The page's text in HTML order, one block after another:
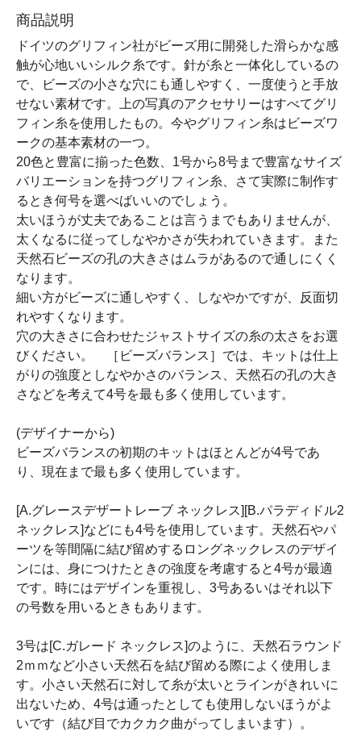
商品説明
ドイツのグリフィン社がビーズ用に開発した滑らかな感
触が心地いいシルク糸です。針が糸と一体化しているの
で、ビーズの小さな穴にも通しやすく、一度使うと手放
せない素材です。上の写真のアクセサリーはすべてグリ
フィン糸を使用したもの。今やグリフィン糸はビーズワ
ークの基本素材の一つ。
20色と豊富に揃った色数、1号から8号まで豊富なサイズ
バリエーションを持つグリフィン糸、さて実際に制作す
るとき何号を選べばいいのでしょう。
太いほうが丈夫であることは言うまでもありませんが、
太くなるに従ってしなやかさが失われていきます。また
天然石ビーズの孔の大きさはムラがあるので通しにくく
なります。
細い方がビーズに通しやすく、しなやかですが、反面切
れやすくなります。
穴の大きさに合わせたジャストサイズの糸の太さをお選
びください。 ［ビーズバランス］では、キットは仕上
がりの強度としなやかさのバランス、天然石の孔の大き
さなどを考えて4号を最も多く使用しています。
(デザイナーから)
ビーズバランスの初期のキットはほとんどが4号であ
り、現在まで最も多く使用しています。
[A.グレースデザートレーブ ネックレス][B.パラディドル2
ネックレス]などにも4号を使用しています。天然石やパ
ーツを等間隔に結び留めするロングネックレスのデザイ
ンには、身につけたときの強度を考慮すると4号が最適
です。時にはデザインを重視し、3号あるいはそれ以下
の号数を用いるときもあります。
3号は[C.ガレード ネックレス]のように、天然石ラウンド
2ｍｍなど小さい天然石を結び留める際によく使用しま
す。小さい天然石に対して糸が太いとラインがきれいに
出ないため、4号は通ったとしても使用しないほうがよ
いです（結び目でカクカク曲がってしまいます）。